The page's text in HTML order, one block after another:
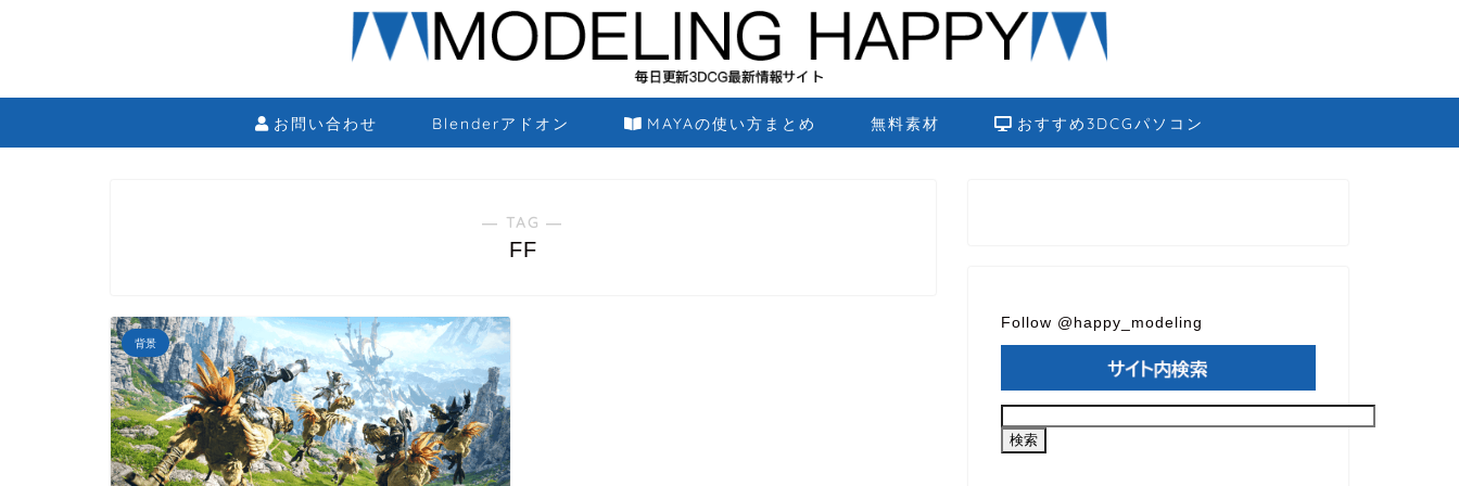
お問い合わせ Blenderアドオン MAYAの使い方まとめ 無料素材 おすすめ3DCGパソコン
― TAG ―
FF
背景
Follow @happy_modeling